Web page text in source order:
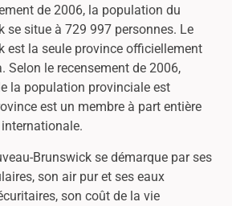
de 2006, la population du
se situe à 729 997 personnes. Le
est la seule province officiellement
Selon le recensement de 2006,
la population provinciale est
est un membre à part entière
Brunswick se démarque par ses
son air pur et ses eaux
son coût de la vie